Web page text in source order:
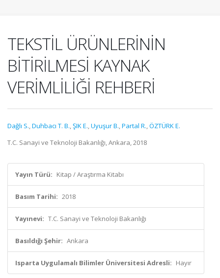
TEKSTİL ÜRÜNLERİNİN
BİTİRİLMESİ KAYNAK
VERİMLİLİĞİ REHBERİ
Dağlı S.,Duhbacı T. B.,ŞIK E.,Uyuşur B.,Partal R.,ÖZTÜRK E.
T.C. Sanayi ve Teknoloji Bakanlığı, Ankara, 2018
Yayın Türü: Kitap / Araştırma Kitabı
Basım Tarihi: 2018
Yayınevi: T.C. Sanayi ve Teknoloji Bakanlığı
Basıldığı Şehir: Ankara
Isparta Uygulamalı Bilimler Üniversitesi Adresli: Hayır